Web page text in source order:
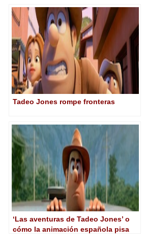
Tadeo Jones rompe fronteras
‘Las aventuras de Tadeo Jones’ o
cómo la animación española pisa